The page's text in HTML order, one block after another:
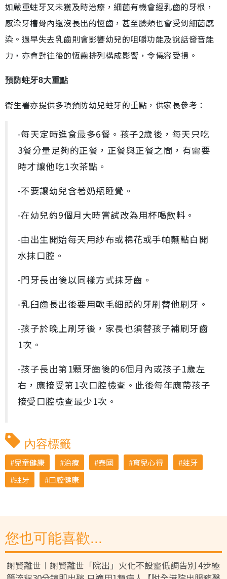
如嚴重蛀牙又未獲及時治療，細菌有機會經乳齒的牙根，
感染牙槽骨內還沒長出的恆齒，甚至臉頰也會受到細菌感
染。過早失去乳齒則會影響幼兒的咀嚼功能及說話發音能
力，亦會對往後的恆齒排列構成影響，令儀容受損。
預防蛀牙8大重點
衞生署亦提供多項預防幼兒蛀牙的重點，供家長參考：
-每天定時進食最多6餐。孩子2歲後，每天只吃
3餐分量足夠的正餐，正餐與正餐之間，有需要
時才讓他吃1次茶點。
-不要讓幼兒含著奶瓶睡覺。
-在幼兒約9個月大時嘗試改為用杯喝飲料。
-由出生開始每天用紗布或棉花或手帕蘸點白開
水抹口腔。
-門牙長出後以同樣方式抹牙齒。
-乳臼齒長出後要用軟毛細頭的牙刷替他刷牙。
-孩子於晚上刷牙後，家長也須替孩子補刷牙齒
1次。
-孩子長出第1顆牙齒後的6個月內或孩子1歲左
右，應接受第1次口腔檢查。此後每年應帶孩子
接受口腔檢查最少1次。
內容標籤
兒童健康 治療 泰國 育兒心得
蛀牙
蛀牙
口腔健康
您也可能喜歡...
謝賢離世︱謝賢離世「院出」火化不設靈低調告別 4步極